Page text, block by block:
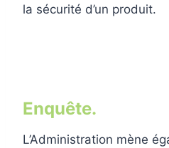
la sécurité d’un produit.
Enquête.
L’Administration mène